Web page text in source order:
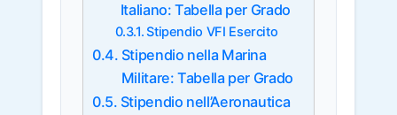
Italiano: Tabella per Grado
Stipendio VFI Esercito
Stipendio nella Marina
Militare: Tabella per Grado
Stipendio nell’Aeronautica